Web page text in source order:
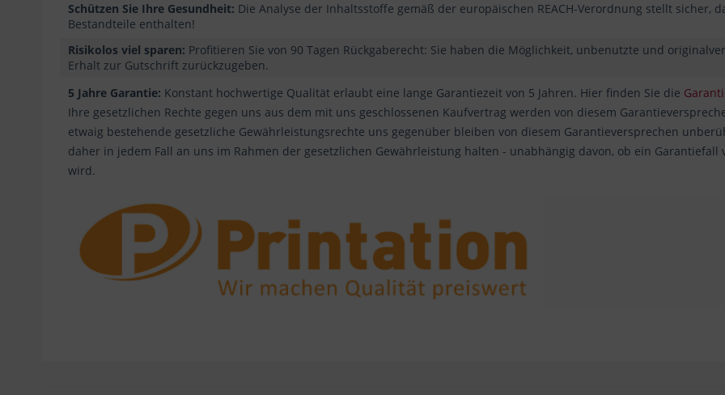
Schützen Sie Ihre Gesundheit: Die Analyse der Inhaltsstoffe gemäß der europäischen REACH-Verordnung stellt sicher,
Bestandteile enthalten!
Risikolos viel sparen: Profitieren Sie von 90 Tagen Rückgaberecht: Sie haben die Möglichkeit, unbenutzte und
Erhalt zur Gutschrift zurückzugeben.
5 Jahre Garantie: Konstant hochwertige Qualität erlaubt eine lange Garantiezeit von 5 Jahren. Hier finden Sie die
Ihre gesetzlichen Rechte gegen uns aus dem mit uns geschlossenen Kaufvertrag werden von diesem
etwaig bestehende gesetzliche Gewährleistungsrechte uns gegenüber bleiben von diesem Garantieversprechen
daher in jedem Fall an uns im Rahmen der gesetzlichen Gewährleistung halten - unabhängig davon, ob ein
wird.